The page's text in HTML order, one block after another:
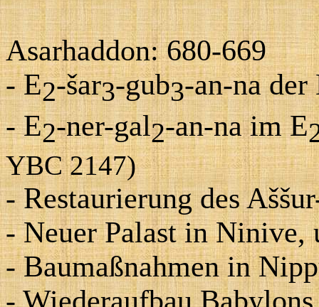
Asarhaddon: 680-669
- E2-šar3-gub3-an-na
- E2-ner-gal2-an-na im E
YBC 2147)
- Restaurierung des
- Neuer Palast in
- Baumaßnahmen in